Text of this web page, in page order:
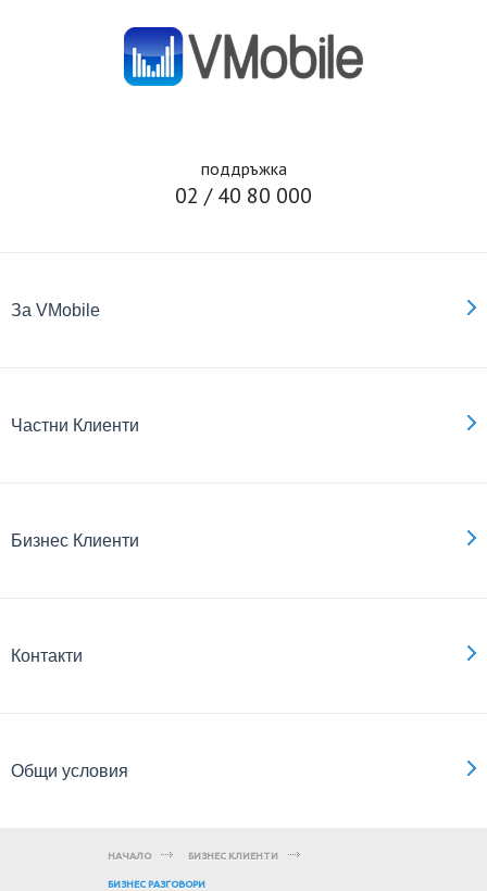
поддръжка
02 / 40 80 000
За VMobile
Частни Клиенти
Бизнес Клиенти
Контакти
Общи условия
НАЧАЛО БИЗНЕС КЛИЕНТИ
БИЗНЕС РАЗГОВОРИ